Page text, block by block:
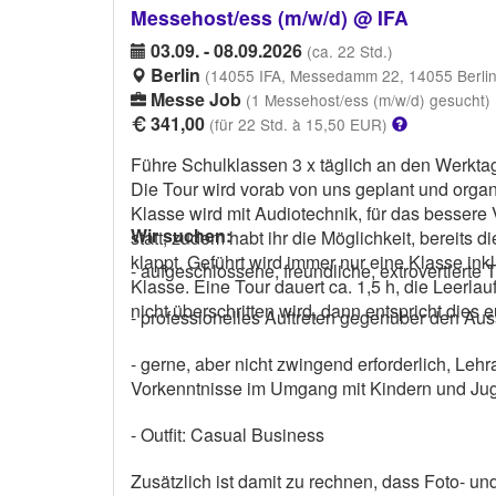
Messehost/ess (m/w/d) @ IFA
03.09. - 08.09.2026 (ca. 22 Std.)
Berlin (14055 IFA, Messedamm 22, 14055
Messe Job (1 Messehost/ess (m/w/d) gesucht)
341,00 (für 22 Std. à 15,50 EUR)
Führe Schulklassen 3 x täglich an den
Die Tour wird vorab von uns geplant und
Klasse wird mit Audiotechnik, für das
statt, zudem habt ihr die Möglichkeit, bereits
klappt. Geführt wird immer nur eine Klasse
Klasse. Eine Tour dauert ca. 1,5 h, die
nicht überschritten wird, dann entspricht dies
Wir suchen:
- aufgeschlossene, freundliche, extrovertierte
- professionelles Auftreten gegenüber den
- gerne, aber nicht zwingend erforderlich,
Vorkenntnisse im Umgang mit Kindern und
- Outfit: Casual Business
Zusätzlich ist damit zu rechnen, dass Foto-